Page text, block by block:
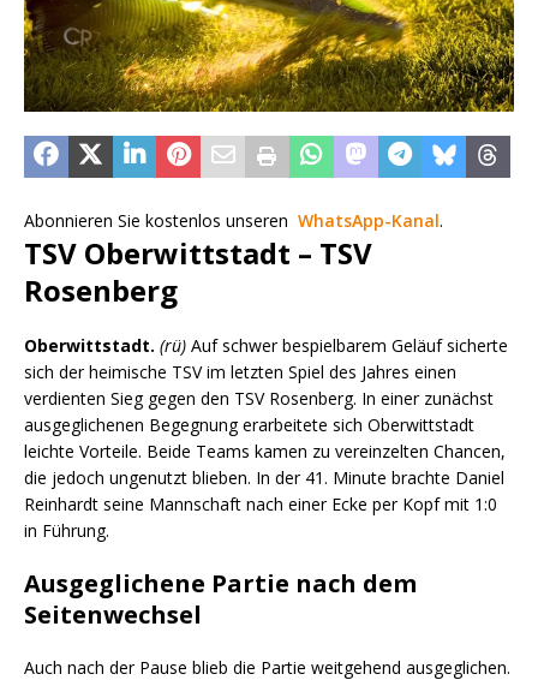
Abonnieren Sie kostenlos unseren WhatsApp-Kanal.
TSV Oberwittstadt – TSV
Rosenberg
Oberwittstadt. (rü) Auf schwer bespielbarem Geläuf sicherte
sich der heimische TSV im letzten Spiel des Jahres einen
verdienten Sieg gegen den TSV Rosenberg. In einer zunächst
ausgeglichenen Begegnung erarbeitete sich Oberwittstadt
leichte Vorteile. Beide Teams kamen zu vereinzelten Chancen,
die jedoch ungenutzt blieben. In der 41. Minute brachte Daniel
Reinhardt seine Mannschaft nach einer Ecke per Kopf mit 1:0
in Führung.
Ausgeglichene Partie nach dem
Seitenwechsel
Auch nach der Pause blieb die Partie weitgehend ausgeglichen.